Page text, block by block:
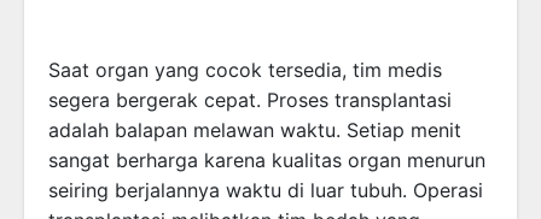
Saat organ yang cocok tersedia, tim medis
segera bergerak cepat. Proses transplantasi
adalah balapan melawan waktu. Setiap menit
sangat berharga karena kualitas organ menurun
seiring berjalannya waktu di luar tubuh. Operasi